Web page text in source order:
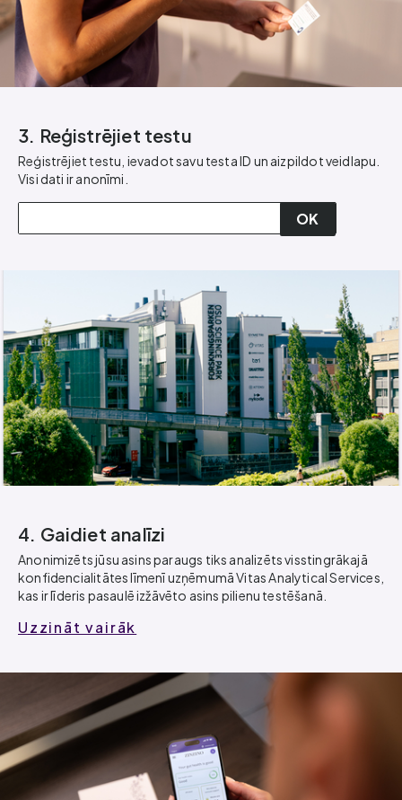
3. Reģistrējiet testu
Reģistrējiet testu, ievadot savu testa ID un aizpildot veidlapu.
Visi dati ir anonīmi.
OK
4. Gaidiet analīzi
Anonimizēts jūsu asins paraugs tiks analizēts visstingrākajā
konfidencialitātes līmenī uzņēmumā Vitas Analytical Services,
kas ir līderis pasaulē izžāvēto asins pilienu testēšanā.
Uzzināt vairāk